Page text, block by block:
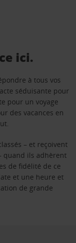
ici.
à tous vos
séduisante pour
pour un voyage
des vacances en
– et reçoivent
quand ils adhèrent
de fidélité de ce
et une heure et
de grande